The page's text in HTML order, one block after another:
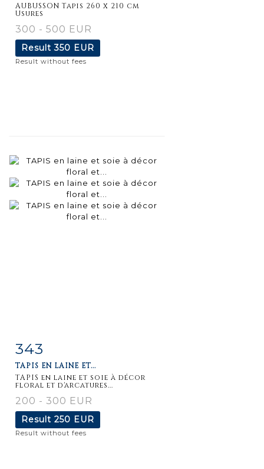
AUBUSSON Tapis 260 x 210 cm
Usures
300 - 500 EUR
Result350 EUR
Result without fees
Item detail
343
TAPIS EN LAINE ET...
TAPIS en laine et soie à décor
floral et d'arcatures...
200 - 300 EUR
Result 250 EUR
Result without fees